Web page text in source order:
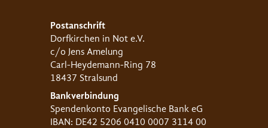
Postanschrift
Dorfkirchen in Not e.V.
c/o Jens Amelung
Carl-Heydemann-Ring 78
18437 Stralsund
Bankverbindung
Spendenkonto Evangelische Bank eG
IBAN: DE42 5206 0410 0007 3114 00